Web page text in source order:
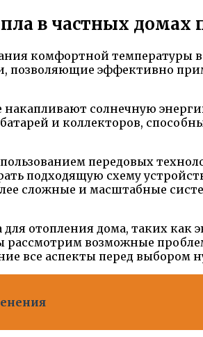
в частных домах
комфортной температуры
эффективно
солнечную
и коллекторов,
передовых
подходящую схему
сложные и масштабные
отопления дома, таких как
рассмотрим возможные
все аспекты перед выбором